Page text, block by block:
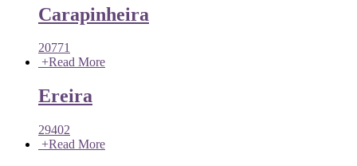
Carapinheira
20771
+Read More
Ereira
29402
+Read More